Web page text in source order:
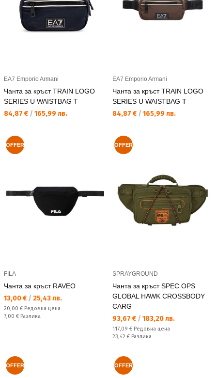
EA7 Emporio Armani
Чанта за кръст TRAIN LOGO
SERIES U WAISTBAG T
Текуща цена:
84,87 € / 165,99 лв.
EA7 Emporio Armani
Чанта за кръст TRAIN LOGO
SERIES U WAISTBAG T
Текуща цена:
84,87 € / 165,99 лв.
OFFER
FILA
Чанта за кръст RAVEO
Текуща цена:
13,00 € / 25,43 лв.
Редовна цена:
20,00 € Редовна цена
Спестявате:
7,00 € Разлика
OFFER
SPRAYGROUND
Чанта за кръст SPEC OPS
GLOBAL HAWK CROSSBODY
CARG
Текуща цена:
93,67 € / 183,20 лв.
Редовна цена:
117,09 € Редовна цена
Спестявате:
23,42 € Разлика
OFFER OFFER